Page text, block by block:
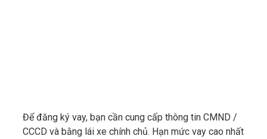
Để đăng ký vay, bạn cần cung cấp thông tin CMND /
CCCD và bằng lái xe chính chủ. Hạn mức vay cao nhất